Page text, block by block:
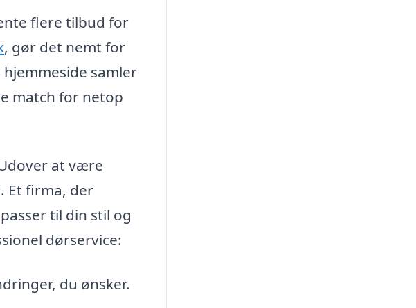
flere tilbud for
, gør det nemt for
samler
match for netop
at være
Et firma, der
til din stil og
dørservice:
du ønsker.